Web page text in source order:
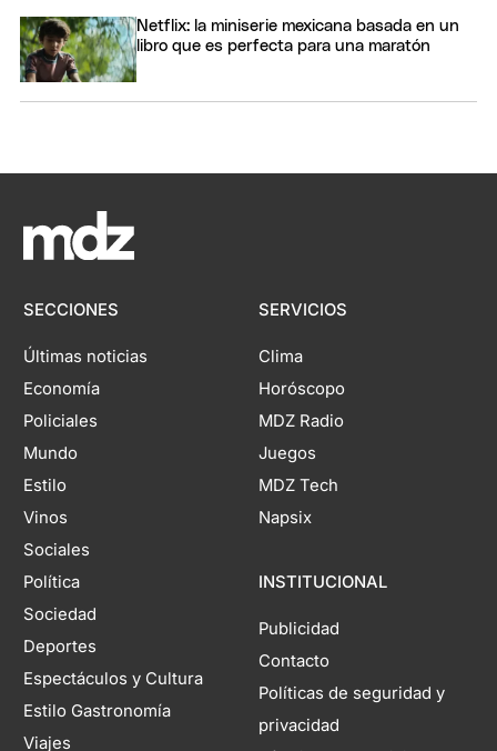
Netflix: la miniserie mexicana basada en un
libro que es perfecta para una maratón
SECCIONES
Últimas noticias
Economía
Policiales
Mundo
Estilo
Vinos
Sociales
Política
Sociedad
Deportes
Espectáculos y Cultura
Estilo Gastronomía
Viajes
SERVICIOS
Clima
Horóscopo
MDZ Radio
Juegos
MDZ Tech
Napsix
INSTITUCIONAL
Publicidad
Contacto
Políticas de seguridad y
privacidad